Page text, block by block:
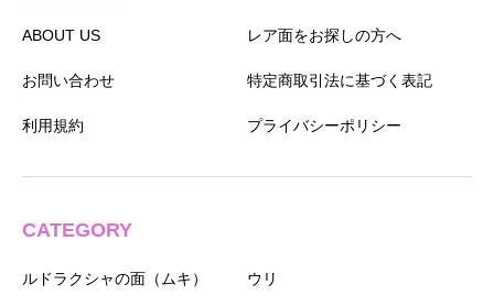
ABOUT US レア面をお探しの方へ
お問い合わせ 特定商取引法に基づく表記
利用規約 プライバシーポリシー
CATEGORY
ルドラクシャの面（ムキ） ウリ